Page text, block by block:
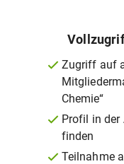
Zugriff auf
Chemie“
Profil in der
finden
Teilnahme